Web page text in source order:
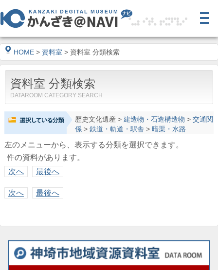
HOME > 資料室 > 資料室 分類検索
資料室 分類検索
DATAROOM CATEGORY SEARCH
歴史文化遺産> 建造物・石造構造物 > 交通関
係> 鉄道・軌道・駅舎 > 暗渠・水路
左のメニューから、表示する分類を選択できます。
件の資料があります。
次へ
最後へ
次へ 最後へ